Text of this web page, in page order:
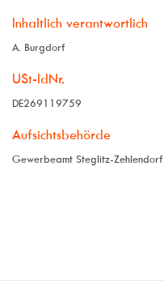
Inhaltlich verantwortlich
A. Burgdorf
USt-IdNr.
DE269119759
Aufsichtsbehörde
Gewerbeamt Steglitz-Zehlendorf